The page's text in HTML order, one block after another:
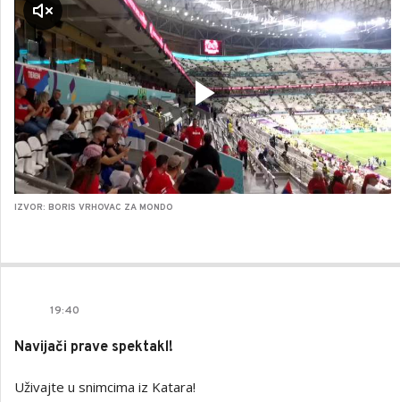
IZVOR: BORIS VRHOVAC ZA MONDO
19:40
Navijači prave spektakl!
Uživajte u snimcima iz Katara!